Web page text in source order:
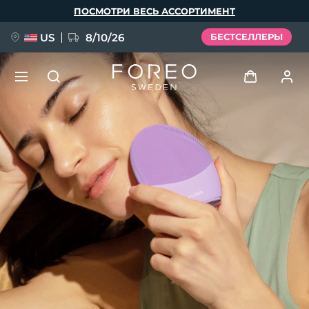
ПОСМОТРИ ВЕСЬ АССОРТИМЕНТ
US 8/10/26 БЕСТСЕЛЛЕРЫ
Профиль пользователя
Мои приборы
Мои заказы
Мои адреса
Мои подписки
НОВИНКА
FAQ™ Pure Beauty-Tech Elixir
BREAKING NEWS
issa™ Teeth Whitening Set
Язык
English Deutsch
Español
Français
Italiano
Português
Svenska
Русский
Türkçe
简体中文 繁體中文